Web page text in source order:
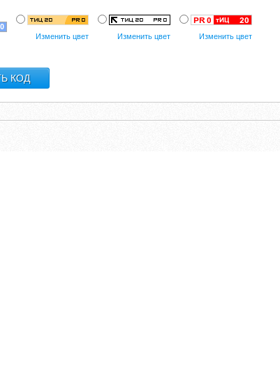
Изменить цвет Изменить цвет Изменить цвет